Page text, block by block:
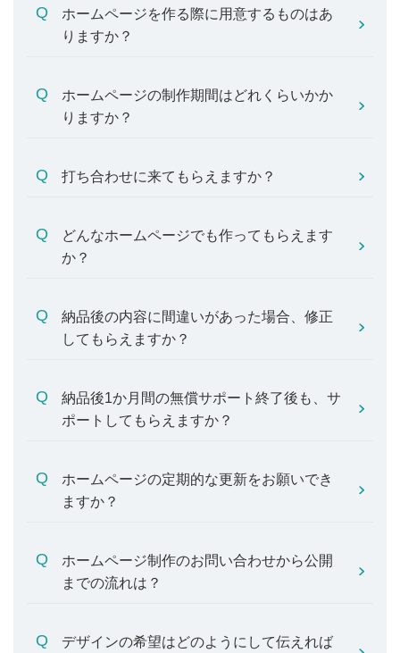
ホームページを作る際に用意するものはあ
りますか？
ホームページの制作期間はどれくらいかか
りますか？
打ち合わせに来てもらえますか？
どんなホームページでも作ってもらえます
か？
納品後の内容に間違いがあった場合、修正
してもらえますか？
納品後1か月間の無償サポート終了後も、サ
ポートしてもらえますか？
ホームページの定期的な更新をお願いでき
ますか？
ホームページ制作のお問い合わせから公開
までの流れは？
デザインの希望はどのようにして伝えれば